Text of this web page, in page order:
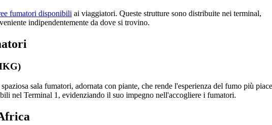
fumatori disponibili ai viaggiatori. Queste strutture sono distribuite nei terminal,
indipendentemente da dove si trovino.
sala fumatori, adornata con piante, che rende l'esperienza del fumo più
nel Terminal 1, evidenziando il suo impegno nell'accogliere i fumatori.